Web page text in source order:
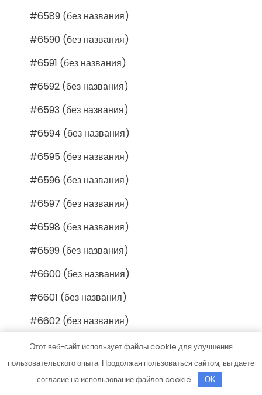
#6589 (без названия)
#6590 (без названия)
#6591 (без названия)
#6592 (без названия)
#6593 (без названия)
#6594 (без названия)
#6595 (без названия)
#6596 (без названия)
#6597 (без названия)
#6598 (без названия)
#6599 (без названия)
#6600 (без названия)
#6601 (без названия)
#6602 (без названия)
#6603 (без названия)
#6604 (без названия)
Этот веб-сайт использует файлы cookie для улучшения
пользовательского опыта. Продолжая пользоваться сайтом, вы даете
согласие на использование файлов cookie.
OK